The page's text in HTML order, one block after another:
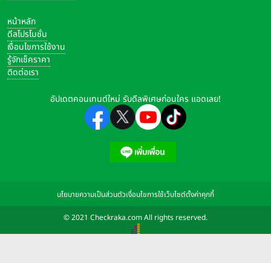
หน้าหลัก
ดีลโปรโมชั่น
เงื่อนไขการใช้งาน
รู้จักเช็คราคา
ติดต่อเรา
อัปเดตคอนเทนต์ใหม่ รับดีลพิเศษก่อนใคร แอดเลย!
นโยบายความเป็นส่วนตัวเงื่อนไขการใช้เว็บไซต์ตั้งค่าคุกกี้
© 2021 Checkraka.com All rights reserved.